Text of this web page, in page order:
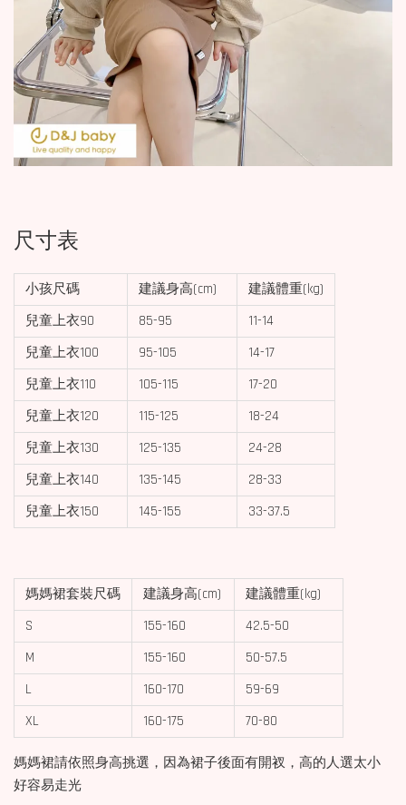
尺寸表
小孩尺碼 建議身高(cm)
建議體重(kg)
兒童上衣90
85-95
11-14
兒童上衣100
95-105
14-17
兒童上衣110
105-115
17-20
兒童上衣120
115-125
18-24
兒童上衣130
125-135
24-28
兒童上衣140
135-145
28-33
兒童上衣150
145-155 33-37.5
媽媽裙套裝尺碼 建議身高(cm)
建議體重(kg)
S
155-160
42.5-50
M
155-160
50-57.5
L
160-170
59-69
XL
160-175 70-80
媽媽裙請依照身高挑選，因為裙子後面有開衩，高的人選太小
好容易走光